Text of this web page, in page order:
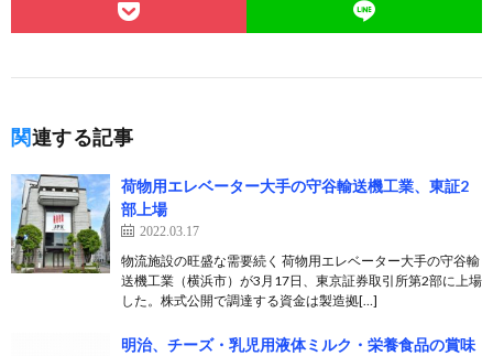
関連する記事
荷物用エレベーター大手の守谷輸送機工業、東証2
部上場
2022.03.17
物流施設の旺盛な需要続く 荷物用エレベーター大手の守谷輸
送機工業（横浜市）が3月17日、東京証券取引所第2部に上場
した。株式公開で調達する資金は製造拠[…]
明治、チーズ・乳児用液体ミルク・栄養食品の賞味